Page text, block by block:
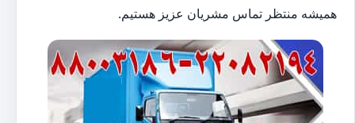
همیشه منتظر تماس مشریان عزیز هستیم.